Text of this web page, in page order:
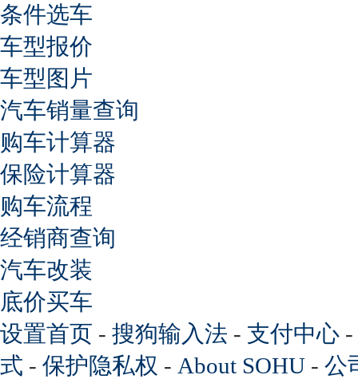
条件选车
车型报价
车型图片
汽车销量查询
购车计算器
保险计算器
购车流程
经销商查询
汽车改装
底价买车
设置首页 - 搜狗输入法 - 支付中心 -
式 - 保护隐私权 - About SOHU - 公